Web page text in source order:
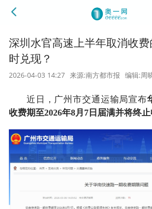
深圳水官高速上半年取消收
时兑现？
2026-04-03 14:27 来源:南方都市报 编辑:周
近日，广州市交通运输局宣布
收费期至2026年8月7日届满并将终